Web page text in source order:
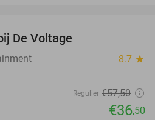
De Voltage
8.7 star
Regulier €57,50
€36,50